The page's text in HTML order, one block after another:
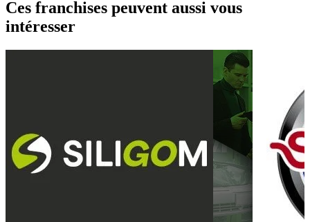
Ces franchises peuvent aussi vous
intéresser